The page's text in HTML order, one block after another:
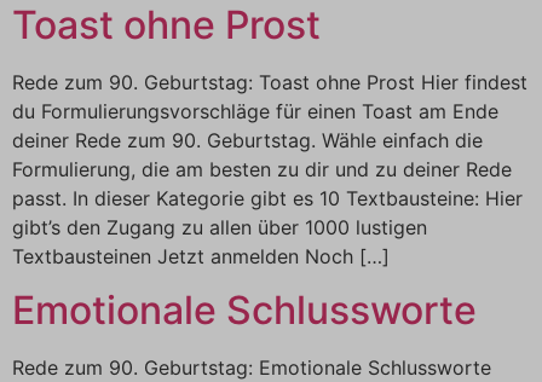
Toast ohne Prost
Rede zum 90. Geburtstag: Toast ohne Prost Hier findest
du Formulierungsvorschläge für einen Toast am Ende
deiner Rede zum 90. Geburtstag. Wähle einfach die
Formulierung, die am besten zu dir und zu deiner Rede
passt. In dieser Kategorie gibt es 10 Textbausteine: Hier
gibt’s den Zugang zu allen über 1000 lustigen
Textbausteinen Jetzt anmelden Noch […]
Emotionale Schlussworte
Rede zum 90. Geburtstag: Emotionale Schlussworte